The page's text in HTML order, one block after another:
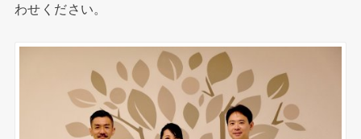
わせください。